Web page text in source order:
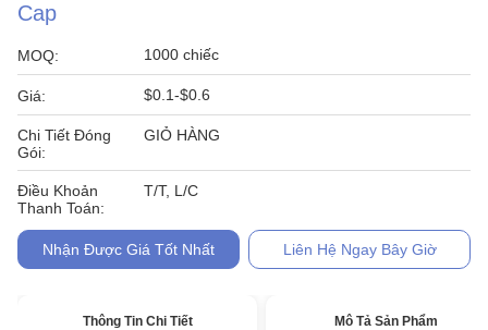
Cap
MOQ: 1000 chiếc
Giá: $0.1-$0.6
Chi Tiết Đóng
Gói:
GIỎ HÀNG
Điều Khoản
Thanh Toán:
T/T, L/C
Nhận Được Giá Tốt Nhất Liên Hệ Ngay Bây Giờ
Thông Tin Chi Tiết Mô Tả Sản Phẩm